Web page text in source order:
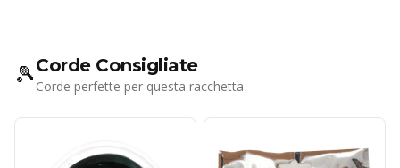
🎾Corde Consigliate
Corde perfette per questa racchetta